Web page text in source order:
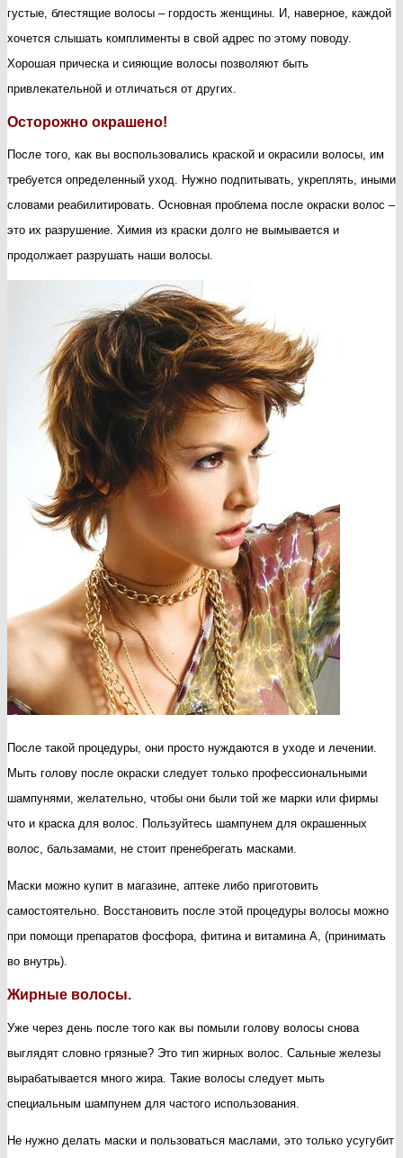
густые, блестящие волосы – гордость женщины. И, наверное, каждой
хочется слышать комплименты в свой адрес по этому поводу.
Хорошая прическа и сияющие волосы позволяют быть
привлекательной и отличаться от других.
Осторожно окрашено!
После того, как вы воспользовались краской и окрасили волосы, им
требуется определенный уход. Нужно подпитывать, укреплять, иными
словами реабилитировать. Основная проблема после окраски волос –
это их разрушение. Химия из краски долго не вымывается и
продолжает разрушать наши волосы.
После такой процедуры, они просто нуждаются в уходе и лечении.
Мыть голову после окраски следует только профессиональными
шампунями, желательно, чтобы они были той же марки или фирмы
что и краска для волос. Пользуйтесь шампунем для окрашенных
волос, бальзамами, не стоит пренебрегать масками.
Маски можно купит в магазине, аптеке либо приготовить
самостоятельно. Восстановить после этой процедуры волосы можно
при помощи препаратов фосфора, фитина и витамина А, (принимать
во внутрь).
Жирные волосы.
Уже через день после того как вы помыли голову волосы снова
выглядят словно грязные? Это тип жирных волос. Сальные железы
вырабатывается много жира. Такие волосы следует мыть
специальным шампунем для частого использования.
Не нужно делать маски и пользоваться маслами, это только усугубит